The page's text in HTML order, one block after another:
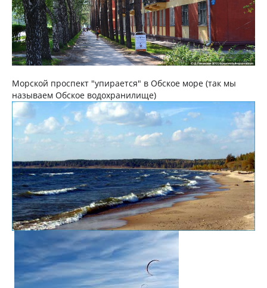
Морской проспект "упирается" в Обское море (так мы
называем Обское водохранилище)